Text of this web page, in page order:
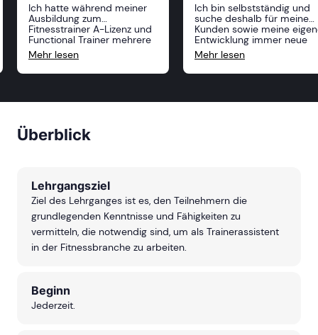
Ich hatte während meiner
Ausbildung zum
Fitnesstrainer A-Lizenz und
Functional Trainer mehrere
Dozenten und alle haben
mit ihrem praxisnahen
Wissen nicht nur die
Ausbildungsinhalte auf sehr
hat sich in meinen 4
was zwischenmenschlich
besonders angenehm war
und hervorzuheben ist. Die
Ausbildung bei der ASG
würde ich jedem, der sich
im Fitnessbereich Wissen
aneignen will,
uneingeschränkt
Mehr lesen
Ich bin selbstständig und
suche deshalb für meine
Kunden sowie meine
Entwicklung immer neue
Anreize und Möglichkeiten,
zu wachsen. Die Akademie
für Sport und Gesundheit
riesigen Angebot an
Mehr lesen
Überblick
Lehrgangsziel
Ziel des Lehrganges ist es, den Teilnehmern die
grundlegenden Kenntnisse und Fähigkeiten zu
vermitteln, die notwendig sind, um als Trainerassistent
in der Fitnessbranche zu arbeiten.
Beginn
Jederzeit.